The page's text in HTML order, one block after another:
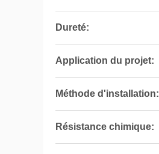
Dureté:
Application du projet:
Méthode d'installation:
Résistance chimique: